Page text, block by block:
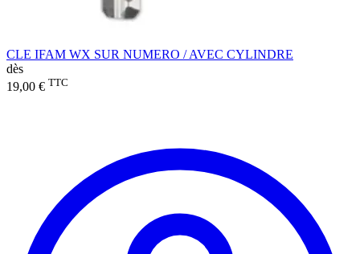
CLE IFAM WX SUR NUMERO / AVEC CYLINDRE
dès
19,00 € TTC